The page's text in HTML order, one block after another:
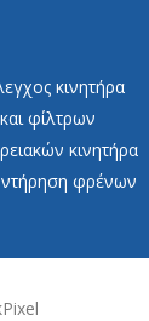
κινητήρα
φίλτρων
κινητήρα
φρένων